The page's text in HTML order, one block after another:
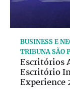
BUSINESS E
TRIBUNA SÃO
Escritórios
Escritório
Experience